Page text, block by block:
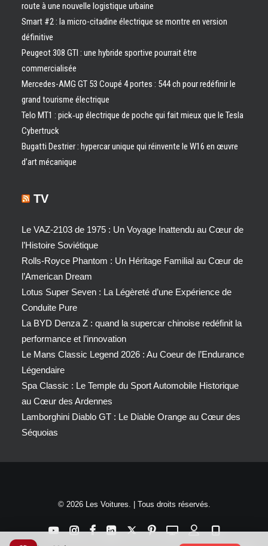
route à une nouvelle logistique urbaine
Smart #2 : la micro-citadine électrique se montre en version
définitive
Peugeot 308 GTI : une hybride sportive pourrait être
commercialisée
Mercedes-AMG GT 53 Coupé 4 portes : 544 ch pour redéfinir le
grand tourisme électrique
Telo MT1 : pick‑up électrique de poche qui fait mieux que le Tesla
Cybertruck
Bugatti Destrier : hypercar unique qui réinvente le W16 en œuvre
d’art mécanique
TV
Le VAZ-2103 de 1975 : Un Voyage Inattendu au Cœur de
l’Histoire Soviétique
Rolls-Royce Phantom : Un Héritage Familial au Cœur de
l’American Dream
Lotus Super Seven : La Légèreté d’une Expérience de
Conduite Pure
La BYD Denza Z : quand la supercar chinoise redéfinit la
performance et l’innovation
Le Mans Classic Legend 2026 : Au Coeur de l’Endurance
Légendaire
Spa Classic : Le Temple du Sport Automobile Historique
au Cœur des Ardennes
Lamborghini Diablo GT : Le Diable Orange au Cœur des
Séquoias
© 2026 Les Voitures. | Tous droits réservés.